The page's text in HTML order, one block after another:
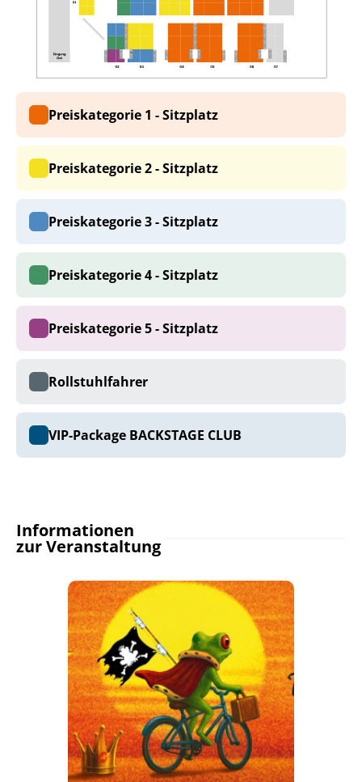
Preiskategorie 1 - Sitzplatz
Preiskategorie 2 - Sitzplatz
Preiskategorie 3 - Sitzplatz
Preiskategorie 4 - Sitzplatz
Preiskategorie 5 - Sitzplatz
Rollstuhlfahrer
VIP-Package BACKSTAGE CLUB
Informationen
zur Veranstaltung